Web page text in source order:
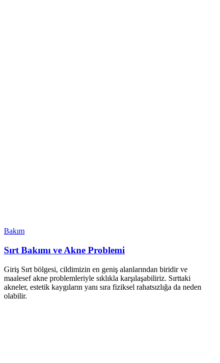
Bakım
Sırt Bakımı ve Akne Problemi
Giriş Sırt bölgesi, cildimizin en geniş alanlarından biridir ve
maalesef akne problemleriyle sıklıkla karşılaşabiliriz. Sırttaki
akneler, estetik kaygıların yanı sıra fiziksel rahatsızlığa da neden
olabilir.